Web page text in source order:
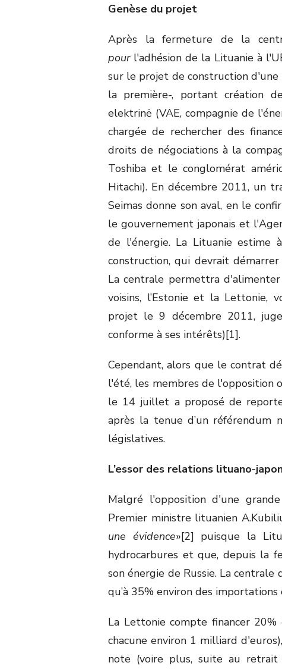
Genèse du projet
Après la fermeture de la
pourl'adhésion de la Lituanie à
sur le projet de construction d'une
la première-, portant création
elektrinė (VAE, compagnie de
chargée de rechercher des
droits de négociations à la
Toshiba et le conglomérat
Hitachi). En décembre 2011, un
Seimas donne son aval, en le
le gouvernement japonais et
de l'énergie. La Lituanie
construction, qui devrait
La centrale permettra
voisins, l’Estonie et la Lettonie,
projet le 9 décembre 2011,
conforme à ses intérêts)[1].
Cependant, alors que le contrat
l'été, les membres de l'opposition
le 14 juillet a proposé de
après la tenue d’un référendum
législatives.
L’essor des relations lituano-
Malgré l'opposition d'une
Premier ministre lituanien
une évidence»[2] puisque la
hydrocarbures et que, depuis la
son énergie de Russie. La
qu’à 35% environ des importations
La Lettonie compte financer
chacune environ 1 milliard
note (voire plus, suite au